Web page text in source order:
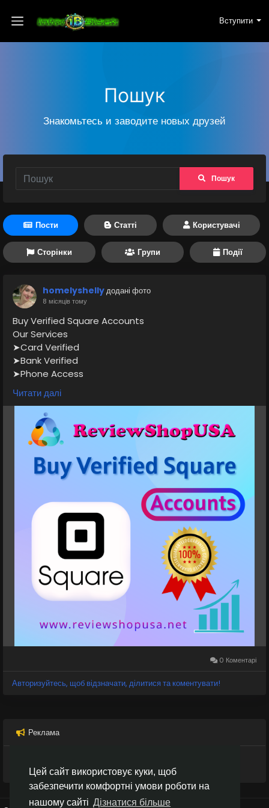
Цей сайт використовує куки, щоб
забезпечити комфортні умови роботи на
нашому сайті Дізнатися більше
Вступити
Пошук
Знакомьтесь и заводите новых друзей
Пошук
Пости Статті Користувачі
Сторінки Групи Події
homelyshellyдодані фото
8 місяців тому
Buy Verified Square Accounts
Our Services
➤Card Verified
➤Bank Verified
➤Phone Access
➤Email Access
➤Full SSN Provided
➤Driving License
➤Mainly profile and US profile photo
➤All countries can access the account
If you want to more information just contact now.
24 Hours Reply/Contact
👉👉📧E-mail: support@reviewshopusa.net
👉👉✅Teams: ReviewShopUSA
👉👉 💬Telegram: @ReviewShopUSA
👉👉 📱WhatsApp: +1 (207) 613-6818
https://reviewshopusa.net/product/buy-verified-
square-accounts
#SquareAccount#SquarePayments#SquarePOS
#SquareBusiness#SquareServices#SquareMerchant
#DigitalPayments#PaymentProcessing
#SquareWallet
Читати далі
0 Коментарі
Авторизуйтесь, щоб відзначати, ділитися та коментувати!
Реклама